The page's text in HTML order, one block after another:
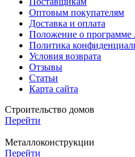
Оптовым покупателям
Доставка и оплата
Положение о программе
Политика
Условия возврата
Отзывы
Статьи
Карта сайта
Строительство домов
Перейти
Металлоконструкции
Перейти